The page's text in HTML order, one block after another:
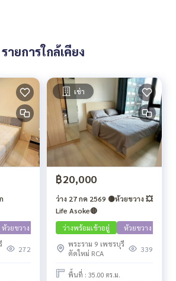
รายการใกล้เคียง
ห้วยขวาง
272
เช่า
฿20,000
ว่าง 27 กค 2569 🟡ห้วยขวาง 💥
Life Asoke🔴
ว่างพร้อมเข้าอยู่
ห้วยขวาง
พระราม 9 เพชรบุรี
ตัดใหม่ RCA
339
พื้นที่ : 35.00 ตร.ม.